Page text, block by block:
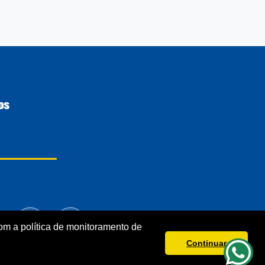
a política de monitoramento de
Continuar